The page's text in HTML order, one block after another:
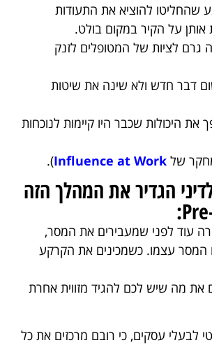
שהחליטו להוציא את התעודות
אותן על הקיר במקום בולט.
גרם לציות של המטופלים לזנק
דבר חדש ולא שינה את שיטות
היכולות שכבר היו קיימות לנוכחות
של Influence at Work
).
הגדיר את המהלך הזה
עוד לפני שמעבירים את המסר,
המסר עצמו. כשמכינים את הקרקע
את מה שיש לכם להגיד מזווית אחרת
לבעלי עסקים, כי רובם מרכזים את כל